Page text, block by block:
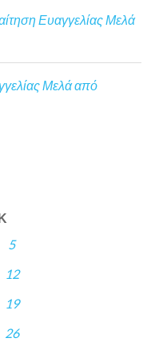
Ευαγγελίας Μελά
Μελά από
5
12
19
26